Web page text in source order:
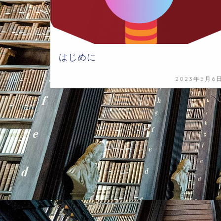
はじめに
2023年5月6